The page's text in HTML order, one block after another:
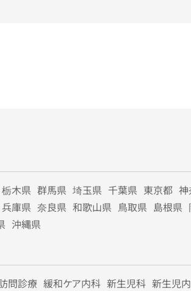
栃木県 群馬県 埼玉県 千葉県 東京都 神
兵庫県 奈良県 和歌山県 鳥取県 島根県
沖縄県
問診療 緩和ケア内科 新生児科 新生児